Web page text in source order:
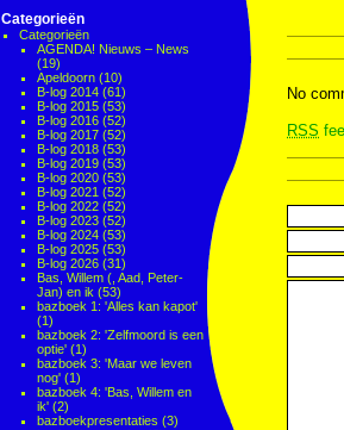
Categorieën
Categorieën
AGENDA! Nieuws – News
(19)
Apeldoorn (10)
B-log 2014 (61)
B-log 2015 (53)
B-log 2016 (52)
B-log 2017 (52)
B-log 2018 (53)
B-log 2019 (53)
B-log 2020 (53)
B-log 2021 (52)
B-log 2022 (52)
B-log 2023 (52)
B-log 2024 (53)
B-log 2025 (53)
B-log 2026 (31)
Bas, Willem (, Aad, Peter-
Jan) en ik (53)
bazboek 1: 'Alles kan kapot'
(1)
bazboek 2: 'Zelfmoord is een
optie' (1)
bazboek 3: 'Maar we leven
nog' (1)
bazboek 4: 'Bas, Willem en
ik' (2)
bazboekpresentaties (3)
No
RSS